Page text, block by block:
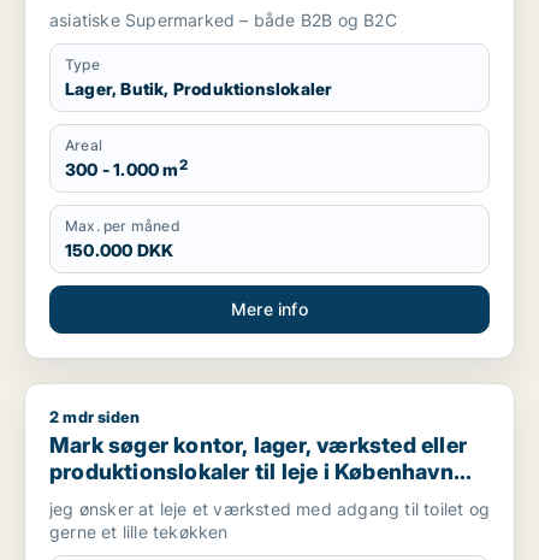
asiatiske Supermarked – både B2B og B2C
Type
Lager, Butik, Produktionslokaler
Areal
300 - 1.000 m2
Max. per måned
150.000 DKK
Mere info
Mark søger kontor, lager, værksted eller produktionslokaler
2 mdr siden
Mark søger kontor, lager, værksted eller
produktionslokaler til leje i København
NV, Brønshøj eller Herlev m.fl.
jeg ønsker at leje et værksted med adgang til toilet og
gerne et lille tekøkken